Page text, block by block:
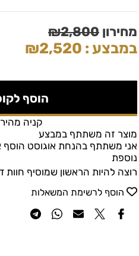
מחירון ₪2,800
במבצע : ₪2,520
הוסף
קניה
מוצר זה משתתף במבצע
אני משתתף בהנחת אוגוסט הוסף
נוספת
רוצה להיות הראשון שמוסיף
הוסף לרשימת המשאלות